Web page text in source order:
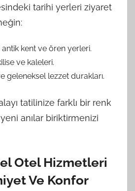
tarihi yerleri ziyaret
antik kent ve ören yerleri.
ve kaleleri.
geleneksel lezzet durakları.
tatilinize farklı bir renk
anılar biriktirmenizi
Otel Hizmetleri
Ve Konfor